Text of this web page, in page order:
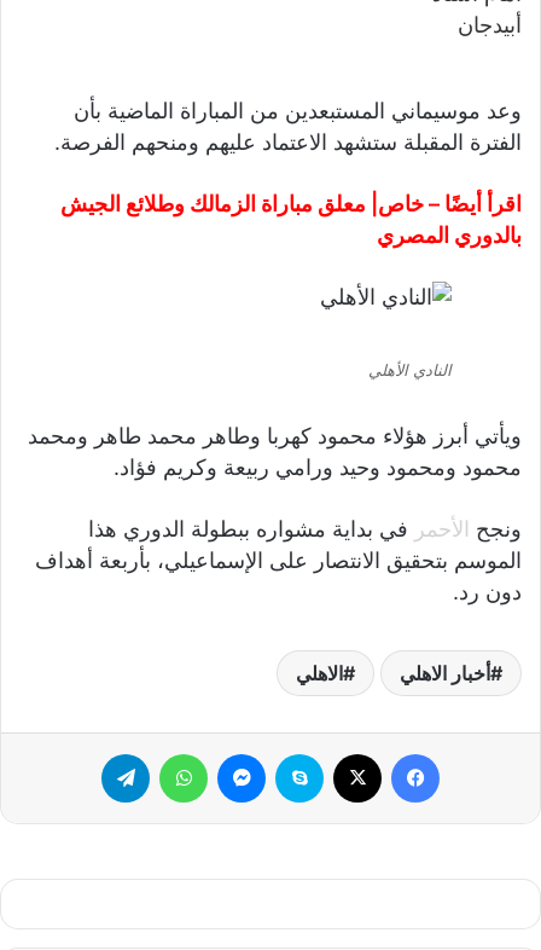
وعد موسيماني المستبعدين من المباراة الماضية بأن
الفترة المقبلة ستشهد الاعتماد عليهم ومنحهم الفرصة.
اقرأ أيضًا –خاص| معلق مباراة الزمالك وطلائع الجيش
بالدوري المصري
النادي الأهلي
ويأتي أبرز هؤلاء محمود كهربا وطاهر محمد طاهر ومحمد
محمود ومحمود وحيد ورامي ربيعة وكريم فؤاد.
ونجح الأحمر في بداية مشواره ببطولة الدوري هذا
الموسم بتحقيق الانتصار على الإسماعيلي، بأربعة أهداف
دون رد.
أخبار الاهلي الاهلي
فيسبوك سكايب ماسنجر واتساب